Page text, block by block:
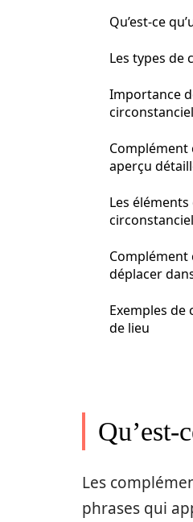
Qu’est-ce
Les types de
Importance
Complément
aperçu
Les
Complément
déplacer
Exemples
de lieu
Qu’est-
Les
phrases qui